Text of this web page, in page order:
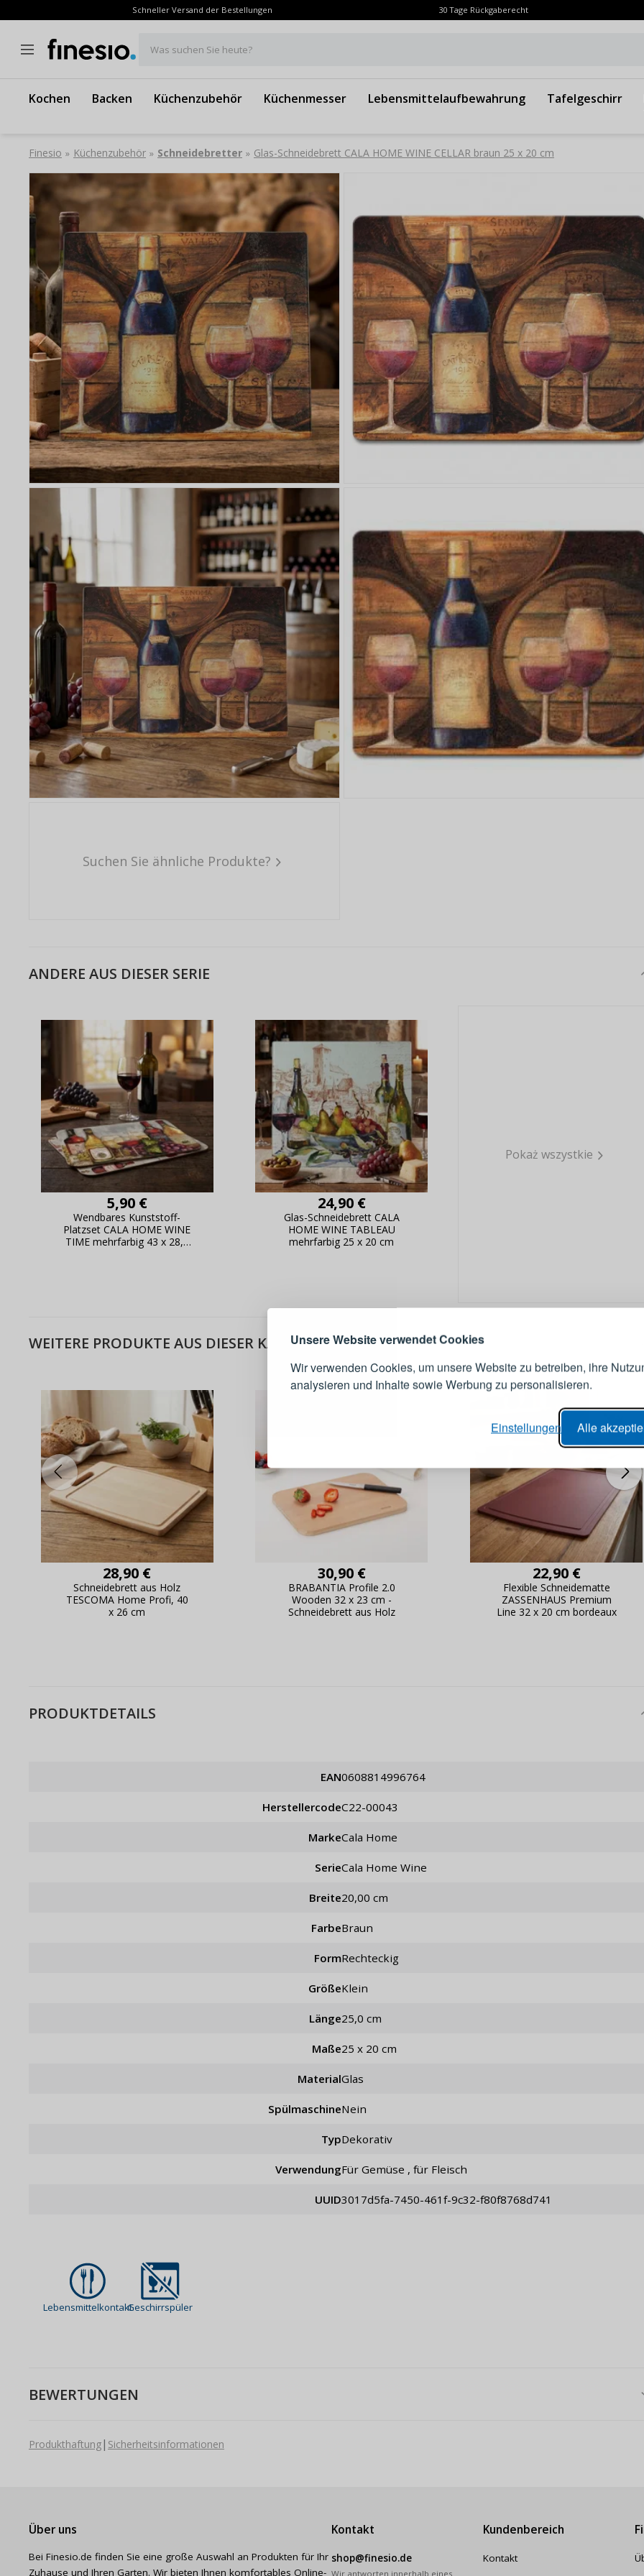
Unsere Website verwendet Cookies
Wir verwenden Cookies, um unsere Website zu betreiben, ihre
analysieren und Inhalte sowie Werbung zu personalisieren.
Alle
Einstellungen
Schneller Versand der Bestellungen 30 Tage Rückgaberecht
Was suchen Sie heute?
Kochen Backen Küchenzubehör Küchenmesser Lebensmittelaufbewahrung Tafelgeschirr
Finesio » Küchenzubehör » Schneidebretter » Glas-Schneidebrett CALA HOME WINE CELLAR braun 25 x 20 cm
Suchen Sie ähnliche Produkte?
ANDERE AUS DIESER SERIE
5,90 €
Wendbares Kunststoff-
Platzset CALA HOME WINE
TIME mehrfarbig 43 x 28,5
24,90 €
Glas-Schneidebrett CALA
HOME WINE TABLEAU
mehrfarbig 25 x 20 cm
Pokaż wszystkie
WEITERE PRODUKTE AUS DIESER KATEGORIE
28,90 €
Schneidebrett aus Holz
TESCOMA Home Profi, 40
x 26 cm
30,90 €
BRABANTIA Profile 2.0
Wooden 32 x 23 cm -
Schneidebrett aus Holz
22,90 €
Flexible Schneidematte
ZASSENHAUS Premium
Line 32 x 20 cm bordeaux
PRODUKTDETAILS
EAN 0608814996764
Herstellercode C22-00043
Marke Cala Home
Serie Cala Home Wine
Breite 20,00 cm
Farbe Braun
Form rechteckig
Größe klein
Länge 25,0 cm
Maße 25 x 20 cm
Material Glas
Spülmaschine Nein
Typ dekorativ
Verwendung für Gemüse , für Fleisch
UUID 3017d5fa-7450-461f-9c32-f80f8768d741
LebensmittelkontaktGeschirrspüler
BEWERTUNGEN
Produkthaftung| Sicherheitsinformationen
Über uns
Bei Finesio.de finden Sie eine große Auswahl an Produkten für Ihr
Zuhause und Ihren Garten. Wir bieten Ihnen komfortables Online-
Kontakt
shop@finesio.de
Wir antworten innerhalb eines
Kundenbereich
Kontakt
Live-Überblick über Änderungen an der
Bestellung,
E-Mail-Adresse
Passwort